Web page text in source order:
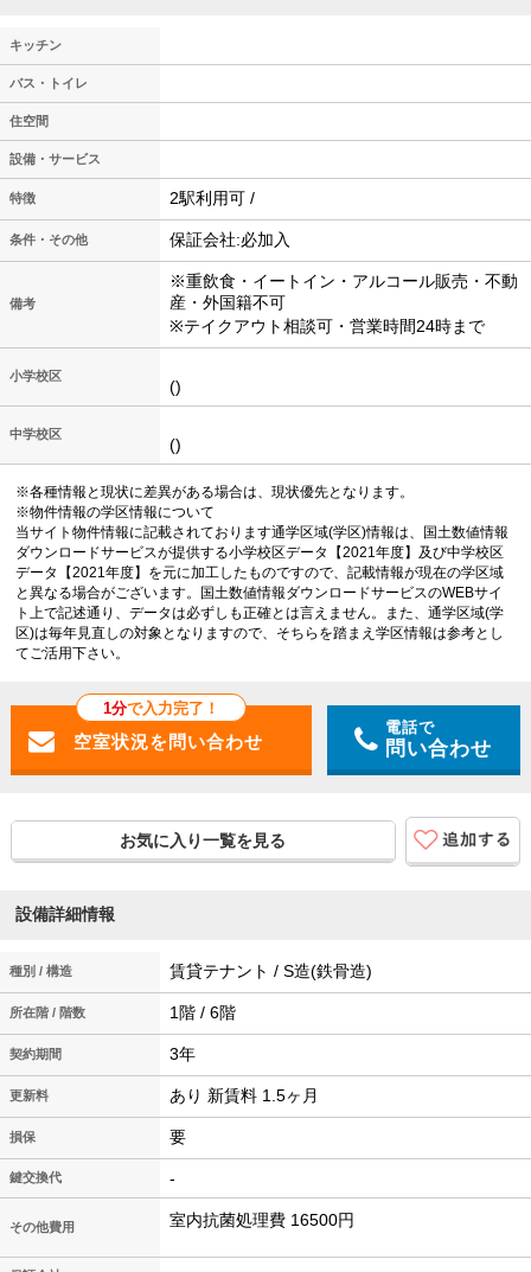
キッチン
バス・トイレ
住空間
設備・サービス
特徴 2駅利用可 /
条件・その他 保証会社:必加入
備考
※重飲食・イートイン・アルコール販売・不動
産・外国籍不可
※テイクアウト相談可・営業時間24時まで
小学校区
()
中学校区
()
※各種情報と現状に差異がある場合は、現状優先となります。
※物件情報の学区情報について
当サイト物件情報に記載されております通学区域(学区)情報は、国土数値情報
ダウンロードサービスが提供する小学校区データ【2021年度】及び中学校区
データ【2021年度】を元に加工したものですので、記載情報が現在の学区域
と異なる場合がございます。国土数値情報ダウンロードサービスのWEBサイ
ト上で記述通り、データは必ずしも正確とは言えません。また、通学区域(学
区)は毎年見直しの対象となりますので、そちらを踏まえ学区情報は参考とし
てご活用下さい。
1分で入力完了！
電話で
問い合わせ
お気に入り一覧を見る
設備詳細情報
種別 / 構造 賃貸テナント / S造(鉄骨造)
所在階 / 階数 1階 / 6階
契約期間 3年
更新料 あり 新賃料 1.5ヶ月
損保 要
鍵交換代 -
その他費用 室内抗菌処理費 16500円